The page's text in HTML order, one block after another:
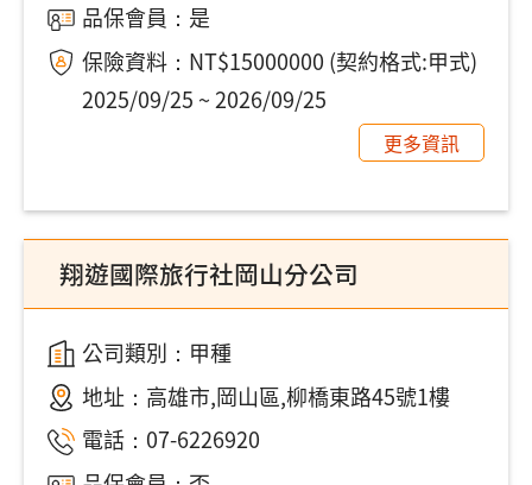
品保會員：是
保險資料：NT$15000000 (契約格式:甲式)
2025/09/25 ~ 2026/09/25
更多資訊
翔遊國際旅行社岡山分公司
公司類別：甲種
地址： 高雄市,岡山區,柳橋東路45號1樓
電話： 07-6226920